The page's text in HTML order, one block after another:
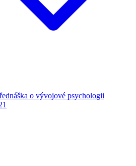
o vývojové psychologii